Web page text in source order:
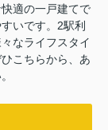
適の一戸建てで
いです。2駅利
なライフスタイ
こちらから、あ